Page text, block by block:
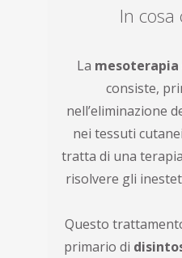
In cosa
La mesoterapia
consiste,
nell’eliminazione
nei tessuti
tratta di una
risolvere gli
Questo
primario di